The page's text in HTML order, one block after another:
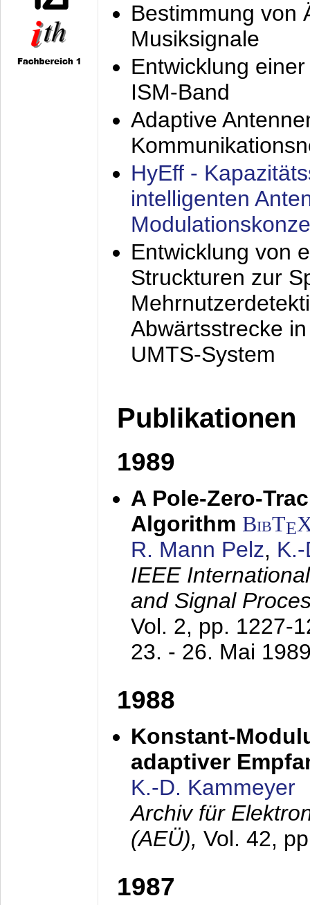
Bestimmung von
Musiksignale
Entwicklung
ISM-Band
Adaptive
HyEff -
intelligenten
Entwicklung von
Struckturen zur
Abwärtsstrecke
UMTS-System
Publikationen
1989
A Pole-Zero-
Algorithm BibTE
R. Mann Pelz,
IEEE
and Signal
Vol. 2, pp. 1227-
23. - 26. Mai
1988
Konstant-
adaptiver
K.-D. Kammeyer
Archiv für
(AEÜ), Vol. 42,
1987